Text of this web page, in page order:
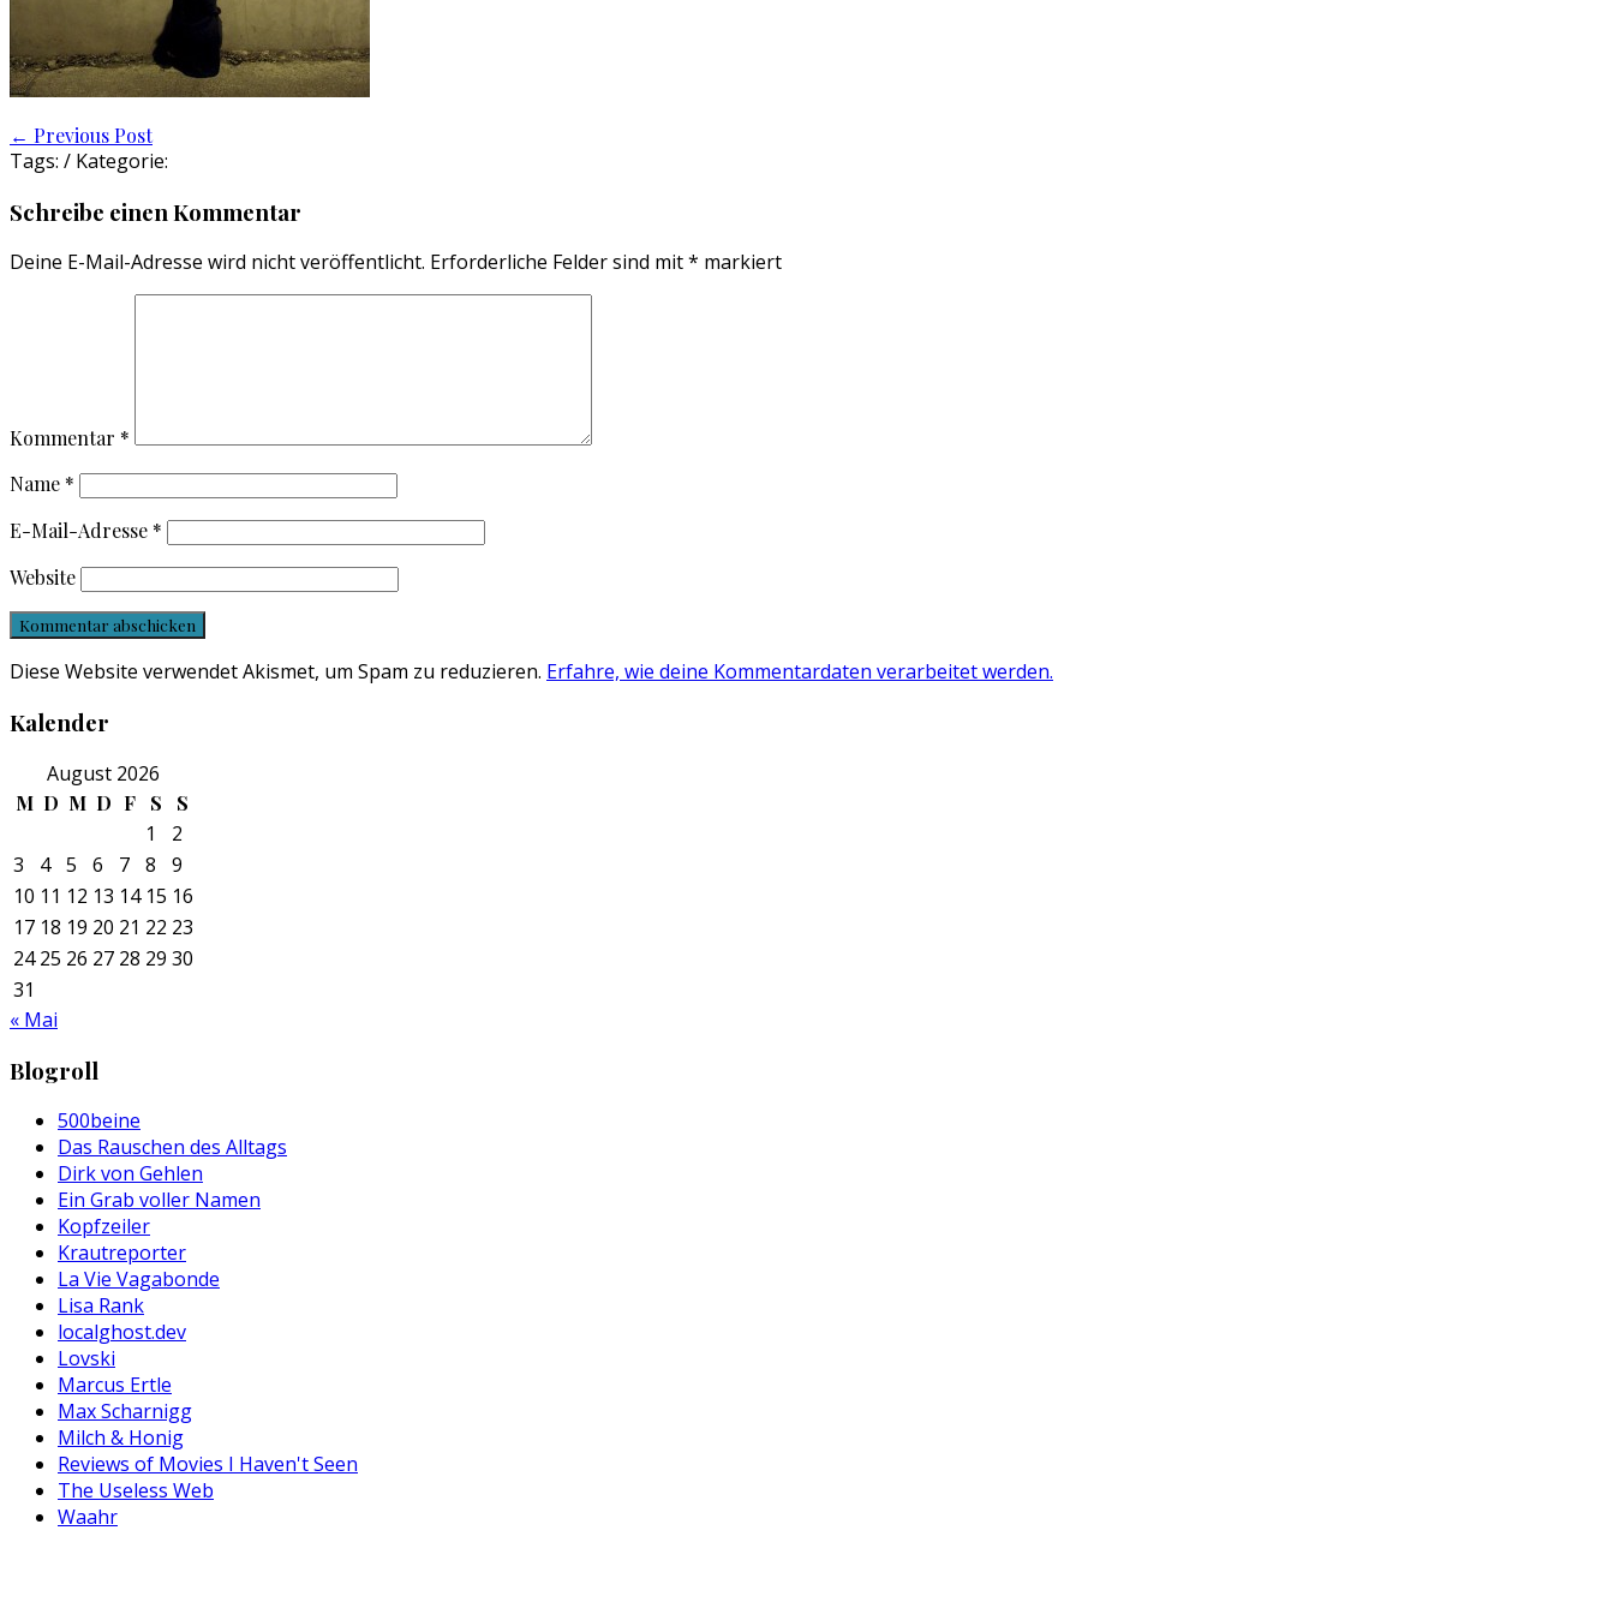
Post
navigation
← Previous Post
Tags: / Kategorie:
Schreibe einen Kommentar
Deine E-Mail-Adresse wird nicht veröffentlicht. Erforderliche Felder sind mit* markiert
Kommentar *
Name *
E-Mail-Adresse *
Website
Diese Website verwendet Akismet, um Spam zu reduzieren. Erfahre, wie deine Kommentardaten verarbeitet werden.
Kalender
August 2026
M D M D F S S
1
2
3
4 5 6 7 8
9
10 11 12 13 14 15 16
17 18 19 20 21 22 23
24 25 26 27 28 29 30
31
« Mai
Blogroll
500beine
Das Rauschen des Alltags
Dirk von Gehlen
Ein Grab voller Namen
Kopfzeiler
Krautreporter
La Vie Vagabonde
Lisa Rank
localghost.dev
Lovski
Marcus Ertle
Max Scharnigg
Milch & Honig
Reviews of Movies I Haven't Seen
The Useless Web
Waahr